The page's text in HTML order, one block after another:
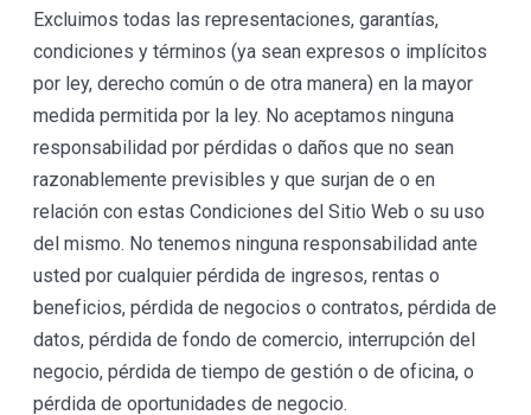
Excluimos todas las representaciones, garantías,
condiciones y términos (ya sean expresos o implícitos
por ley, derecho común o de otra manera) en la mayor
medida permitida por la ley. No aceptamos ninguna
responsabilidad por pérdidas o daños que no sean
razonablemente previsibles y que surjan de o en
relación con estas Condiciones del Sitio Web o su uso
del mismo. No tenemos ninguna responsabilidad ante
usted por cualquier pérdida de ingresos, rentas o
beneficios, pérdida de negocios o contratos, pérdida de
datos, pérdida de fondo de comercio, interrupción del
negocio, pérdida de tiempo de gestión o de oficina, o
pérdida de oportunidades de negocio.